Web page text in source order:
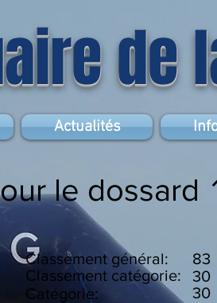
de
Actualités
le dossard
Catégorie:
Classement général:
83
Classement catégorie:
30
30